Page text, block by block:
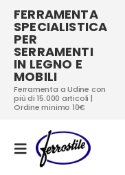
FERRAMENTA
SPECIALISTICA
PER
SERRAMENTI
IN LEGNO E
MOBILI
Ferramenta a Udine con
più di 15.000 articoli |
Ordine minimo 10€